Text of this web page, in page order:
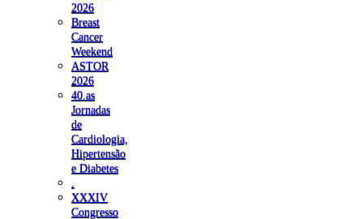
2026
Breast
Cancer
Weekend
ASTOR
2026
40.as
Jornadas
de
Cardiologia,
Hipertensão
e Diabetes
XXXIV
Congresso